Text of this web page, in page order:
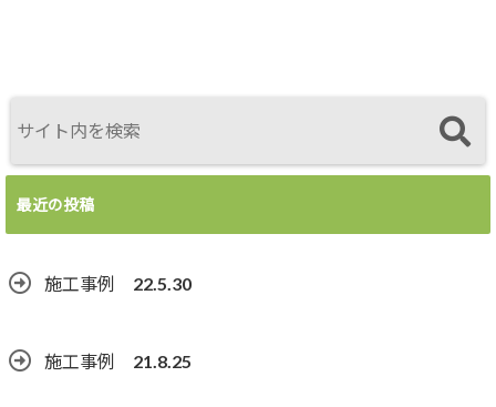
最近の投稿
施工事例 22.5.30
施工事例 21.8.25